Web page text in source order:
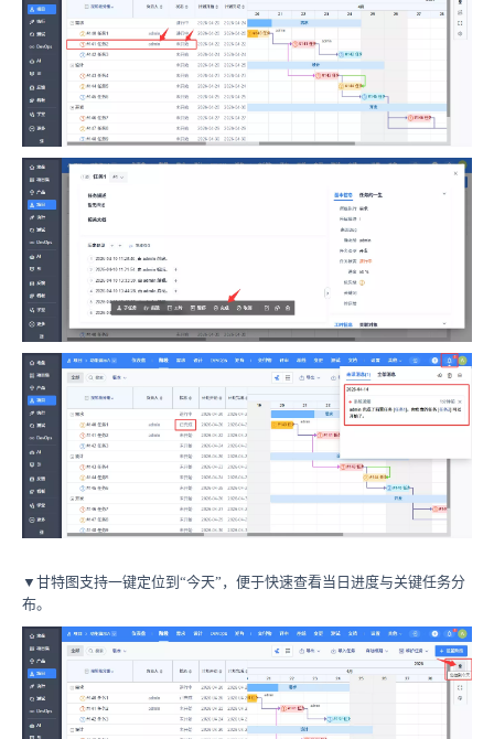
▼甘特图支持一键定位到“今天”，便于快速查看当日进度与关键任务分
布。